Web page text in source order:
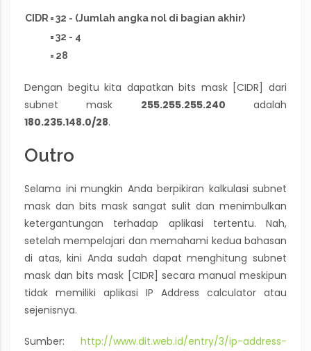
CIDR =32 - (Jumlah angka nol di bagian akhir)
=32 - 4
= 28
Dengan begitu kita dapatkan bits mask [CIDR] dari
subnet mask 255.255.255.240 adalah
180.235.148.0/28.
Outro
Selama ini mungkin Anda berpikiran kalkulasi subnet
mask dan bits mask sangat sulit dan menimbulkan
ketergantungan terhadap aplikasi tertentu. Nah,
setelah mempelajari dan memahami kedua bahasan
di atas, kini Anda sudah dapat menghitung subnet
mask dan bits mask [CIDR] secara manual meskipun
tidak memiliki aplikasi IP Address calculator atau
sejenisnya.
Sumber: http://www.dit.web.id/entry/3/ip-address-